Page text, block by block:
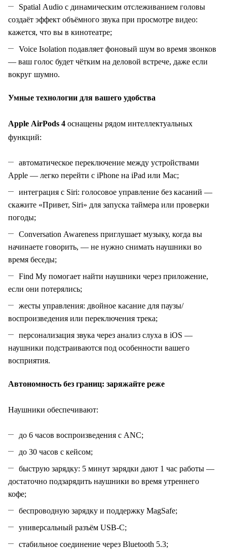
Spatial Audio с динамическим отслеживанием головы
создаёт эффект объёмного звука при просмотре видео:
кажется, что вы в кинотеатре;
Voice Isolation подавляет фоновый шум во время звонков
— ваш голос будет чётким на деловой встрече, даже если
вокруг шумно.
Умные технологии для вашего удобства
Apple AirPods 4 оснащены рядом интеллектуальных
функций:
автоматическое переключение между устройствами
Apple — легко перейти с iPhone на iPad или Mac;
интеграция с Siri: голосовое управление без касаний —
скажите «Привет, Siri» для запуска таймера или проверки
погоды;
Conversation Awareness приглушает музыку, когда вы
начинаете говорить, — не нужно снимать наушники во
время беседы;
Find My помогает найти наушники через приложение,
если они потерялись;
жесты управления: двойное касание для паузы/
воспроизведения или переключения трека;
персонализация звука через анализ слуха в iOS —
наушники подстраиваются под особенности вашего
восприятия.
Автономность без границ: заряжайте реже
Наушники обеспечивают:
до 6 часов воспроизведения с ANC;
до 30 часов с кейсом;
быструю зарядку: 5 минут зарядки дают 1 час работы —
достаточно подзарядить наушники во время утреннего
кофе;
беспроводную зарядку и поддержку MagSafe;
универсальный разъём USB‑C;
стабильное соединение через Bluetooth 5.3;